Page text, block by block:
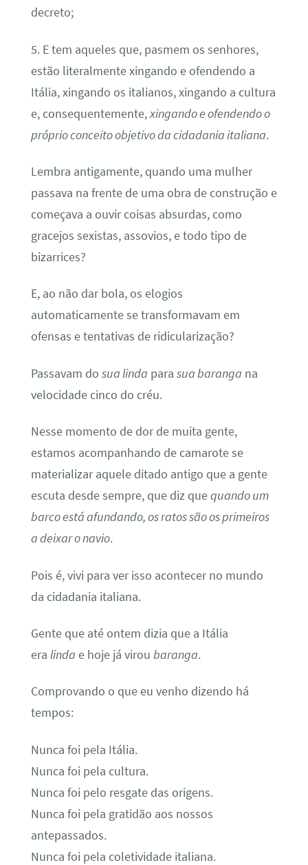
decreto;
5. E tem aqueles que, pasmem os senhores,
estão literalmente xingando e ofendendo a
Itália, xingando os italianos, xingando a cultura
e, consequentemente,xingando e ofendendo o
próprio conceito objetivo da cidadania italiana.
Lembra antigamente, quando uma mulher
passava na frente de uma obra de construção e
começava a ouvir coisas absurdas, como
gracejos sexistas, assovios, e todo tipo de
bizarrices?
E, ao não dar bola, os elogios
automaticamente se transformavam em
ofensas e tentativas de ridicularização?
Passavam do sua linda para sua baranga na
velocidade cinco do créu.
Nesse momento de dor de muita gente,
estamos acompanhando de camarote se
materializar aquele ditado antigo que a gente
escuta desde sempre, que diz quequando um
barco está afundando, os ratos são os primeiros
a deixar o navio.
Pois é, vivi para ver isso acontecer no mundo
da cidadania italiana.
Gente que até ontem dizia que a Itália
era linda e hoje já virou baranga.
Comprovando o que eu venho dizendo há
tempos:
Nunca foi pela Itália.
Nunca foi pela cultura.
Nunca foi pelo resgate das origens.
Nunca foi pela gratidão aos nossos
antepassados.
Nunca foi pela coletividade italiana.